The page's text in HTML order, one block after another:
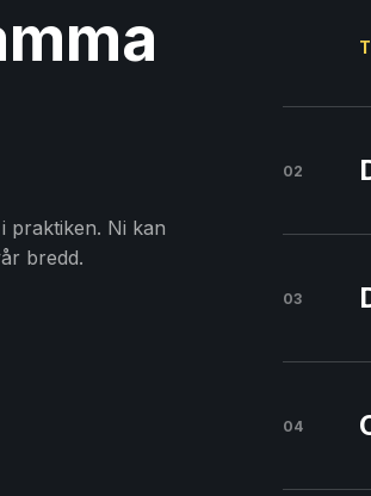
praktiken. Ni kan
bredd.
02
03
04